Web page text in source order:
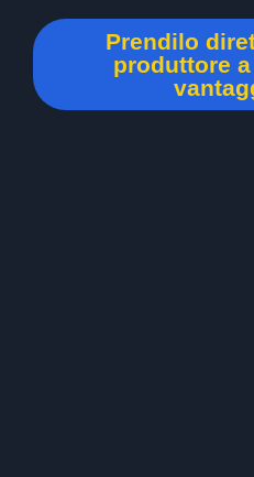
Prendilo
produttore